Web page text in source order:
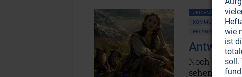
ZEITENSCHRIFT NR.
KOMMUNIKATION
PFLANZEN • WALD
Noch im
sehen.
wie
ist
soll.